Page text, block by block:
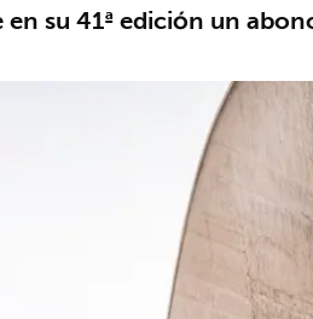
su 41ª edición un